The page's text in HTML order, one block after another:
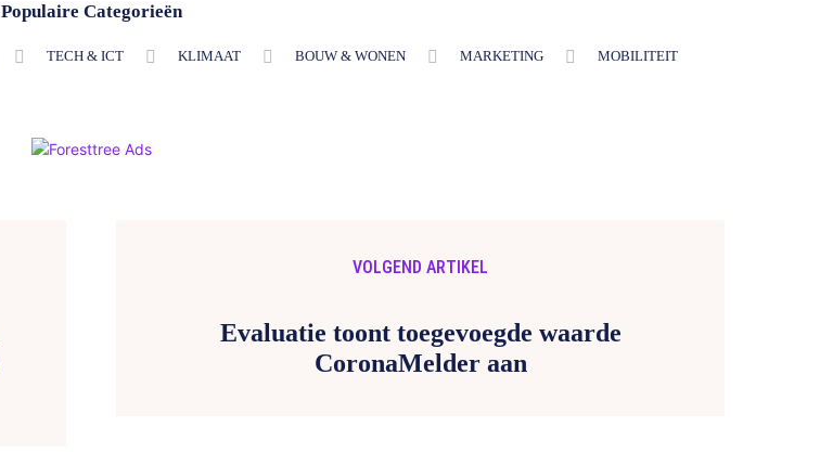
Populaire Categorieën
TECH & ICT KLIMAAT BOUW & WONEN MARKETING MOBILITEIT
VOLGEND ARTIKEL
Evaluatie toont toegevoegde waarde
CoronaMelder aan